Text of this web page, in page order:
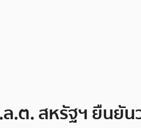
ล.ต. สหรัฐฯ ยืนยั